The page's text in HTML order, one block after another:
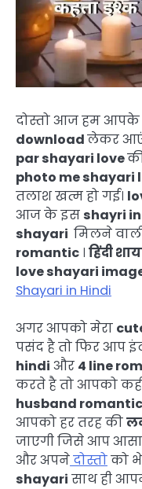
दोस्तो आज हम आपके
downloadलेकर आएं
par shayari love
photo me shayari
तलाश खत्म हो गई।
आज के इस shayri
shayari मिलने
romantic । हिंदी
love shayari
Shayari in Hindi
अगर आपको मेरा
पसंद है तो फिर आप
hindi और 4 line
करते है तो आपको
husband
आपको हर तरह की
जाएगी जिसे आप
और अपनेदोस्तोको
shayari साथ ही